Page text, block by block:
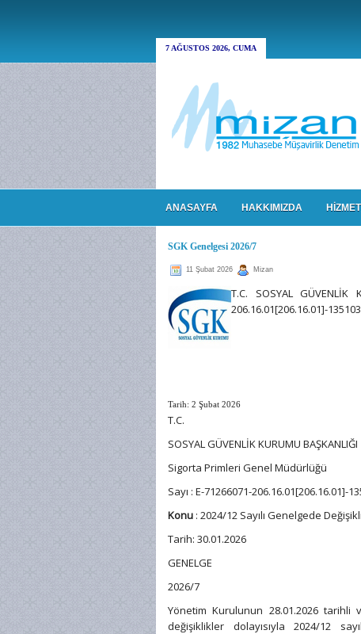
7 AĞUSTOS 2026, CUMA
ANASAYFA HAKKIMIZDA
SGK Genelgesi 2026/7
11 Şubat 2026 Mizan
T.C. SOSYAL
206.16.01[206.16.01]-
Tarih: 2 Şubat 2026
T.C.
SOSYAL GÜVENLİK KURUMU BAŞKANLIĞI
Sigorta Primleri Genel Müdürlüğü
Sayı : E-71266071-206.16.01[206.16.01]-
Konu : 2024/12 Sayılı Genelgede
Tarih: 30.01.2026
GENELGE
2026/7
Yönetim Kurulunun 28.01.2026
değişiklikler dolayısıyla 2024/12